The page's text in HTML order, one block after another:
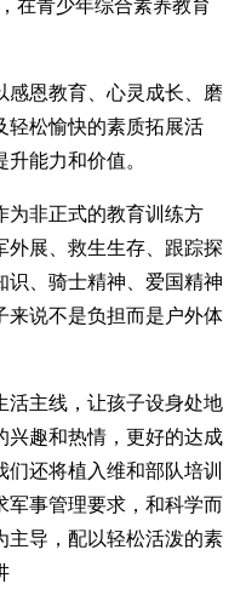
在青少年综合素养教育
感恩教育、心灵成长、磨
轻松愉快的素质拓展活
能力和价值。
为非正式的教育训练方
外展、救生生存、跟踪探
识、骑士精神、爱国精神
来说不是负担而是户外体
活主线，让孩子设身处地
兴趣和热情，更好的达成
还将植入维和部队培训
军事管理要求，和科学而
主导，配以轻松活泼的素